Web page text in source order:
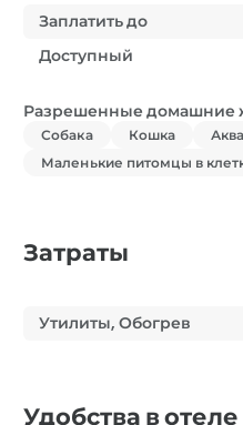
Заплатить до
Доступный
Разрешенные домашние
Собака Кошка
Маленькие питомцы в
Затраты
Утилиты, Обогрев
Удобства в отеле